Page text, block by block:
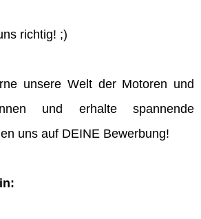
richtig! ;)
unsere Welt der Motoren und
und erhalte spannende
uns auf DEINE Bewerbung!